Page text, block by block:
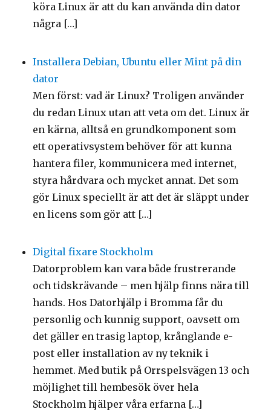
köra Linux är att du kan använda din dator
några […]
Installera Debian, Ubuntu eller Mint på din
dator
Men först: vad är Linux? Troligen använder
du redan Linux utan att veta om det. Linux är
en kärna, alltså en grundkomponent som
ett operativsystem behöver för att kunna
hantera filer, kommunicera med internet,
styra hårdvara och mycket annat. Det som
gör Linux speciellt är att det är släppt under
en licens som gör att […]
Digital fixare Stockholm
Datorproblem kan vara både frustrerande
och tidskrävande – men hjälp finns nära till
hands. Hos Datorhjälp i Bromma får du
personlig och kunnig support, oavsett om
det gäller en trasig laptop, krånglande e-
post eller installation av ny teknik i
hemmet. Med butik på Orrspelsvägen 13 och
möjlighet till hembesök över hela
Stockholm hjälper våra erfarna […]